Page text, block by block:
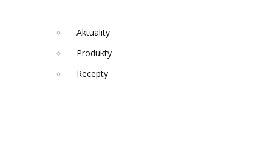
Aktuality
Produkty
Recepty